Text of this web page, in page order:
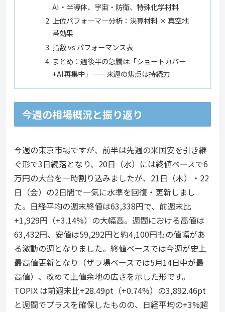
AI・半導体、宇宙・防衛、特殊化学材料
上位パフォーマー分析：決算材料 × 真空地
帯効果
指数 vs パフォーマンス表
まとめ：週後半の急騰は「ショートカバー
+AI再集中」——来週の焦点は持続力
今週の相場概況と振り返り
今週の東京市場ですが、前半は先週の米国安を引き継
ぐ形で3日続落となり、20日（水）には終値ベースで6
万円の大台を一時割り込みましたが、21日（木）・22
日（金）の2日間で一気に水準を回復・更新しまし
た。日経平均の週末終値は63,338円で、前週末比
+1,929円（+3.14%）の大幅高。週間における高値は
63,432円、安値は59,292円と約4,100円もの値幅があ
る激動の週となりました。終値ベースでは今週が史上
最高値更新となり（ザラ場ベースでは5月14日中が最
高値）、改めて上値余地の広さを示した形です。
TOPIX は前週末比+28.49pt（+0.74%）の3,892.46pt
と週間でプラスを確保したものの、日経平均の+3%超